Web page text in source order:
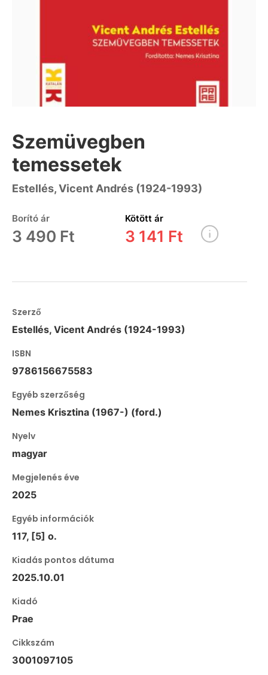
Szemüvegben
temessetek
Estellés, Vicent Andrés (1924-1993)
Borító ár
3 490 Ft
Kötött ár
3 141 Ft
Szerző
Estellés, Vicent Andrés (1924-1993)
ISBN
9786156675583
Egyéb szerzőség
Nemes Krisztina (1967-) (ford.)
Nyelv
magyar
Megjelenés éve
2025
Egyéb információk
117, [5] o.
Kiadás pontos dátuma
2025.10.01
Kiadó
Prae
Cikkszám
3001097105